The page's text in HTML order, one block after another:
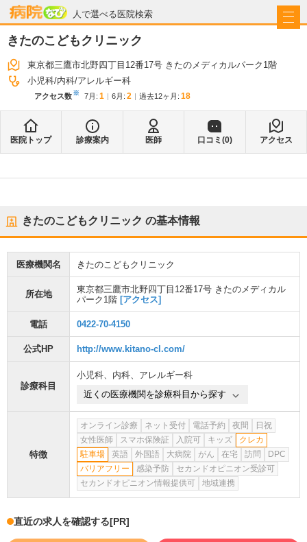
人で選べる医院検索
病院なび
きたのこどもクリニック
東京都三鷹市北野四丁目12番17号 きたのメディカルパーク1階
小児科 内科 アレルギー科
アクセス数※ 7月 : 1 6月 : 2 過去12ヶ月: 18
医院トップ 診療案内 医師 口コミ(0) アクセス
きたのこどもクリニック の基本情報
医療機関名 きたのこどもクリニック
所在地
東京都三鷹市北野四丁目12番17号 きたのメディカル
パーク1階 [アクセス]
電話 0422-70-4150
公式HP http://www.kitano-cl.com/
診療科目
小児科、 内科、 アレルギー科
近くの医療機関を診療科目から探す
特徴
オンライン診療 ネット受付 電話予約 夜間
日祝
女性医師
スマホ保険証 入院可 キッズ
クレカ
駐車場
英語 外国語 大病院 がん 在宅 訪問
DPC
バリアフリー
感染予防
セカンドオピニオン受診可
セカンドオピニオン情報提供可
地域連携
直近の求人を確認する[PR]